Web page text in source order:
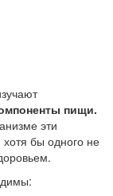
пищи.
эти
бы одного не